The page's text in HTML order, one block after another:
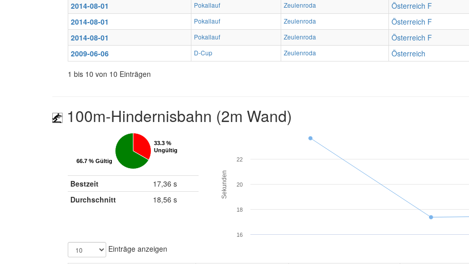
2014-08-01
Pokallauf Zeulenroda Österreich F
2014-08-01
Pokallauf Zeulenroda Österreich F
2014-08-01
Pokallauf Zeulenroda Österreich F
2009-06-06
D-Cup Zeulenroda Österreich
1 bis 10 von 10 Einträgen
100m-Hindernisbahn (2m Wand)
33.3 %
Ungültig
33.3 %
Ungültig
66.7 % Gültig
66.7 % Gültig
Bestzeit
17,36 s
Durchschnitt
18,56 s
Sekunden
16
18
20
22
Einträge anzeigen